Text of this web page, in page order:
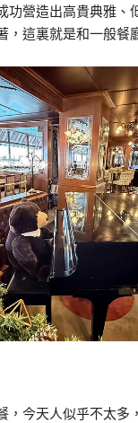
功營造出高貴典雅、
，這裏就是和一般餐
，今天人似乎不太多